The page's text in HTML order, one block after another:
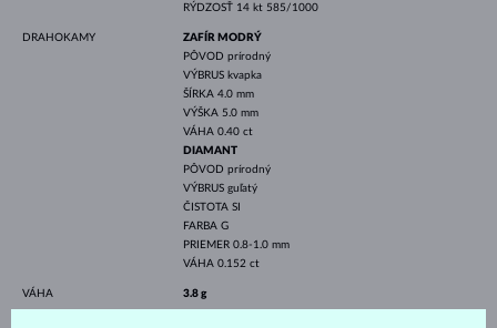
RÝDZOSŤ 14 kt 585/1000
DRAHOKAMY
ZAFÍR MODRÝ
PÔVOD prírodný
VÝBRUS kvapka
ŠÍRKA 4.0 mm
VÝŠKA 5.0 mm
VÁHA 0.40 ct
DIAMANT
PÔVOD prírodný
VÝBRUS guľatý
ČISTOTA SI
FARBA G
PRIEMER 0.8-1.0 mm
VÁHA 0.152 ct
VÁHA 3.8 g